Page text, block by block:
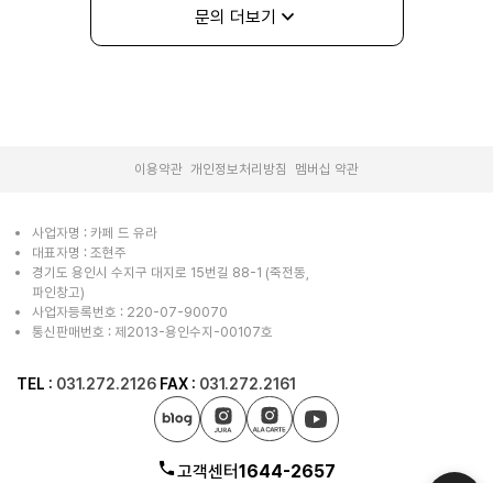
문의 더보기
사업자명 : 카페 드 유라
대표자명 : 조현주
경기도 용인시 수지구 대지로 15번길 88-1 (죽전동,
파인창고)
사업자등록번호 : 220-07-90070
통신판매번호 : 제2013-용인수지-00107호
TEL : 031.272.2126 FAX : 031.272.2161
이용약관 개인정보처리방침 멤버십 약관
고객센터1644-2657